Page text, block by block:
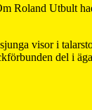
Roland Utbult
visor i
del i